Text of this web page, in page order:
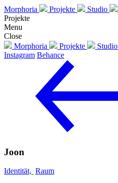
Morphoria Projekte Studio
Projekte
Menu
Close
Morphoria
Projekte Studio
Instagram Behance
Joon
Identität, Raum